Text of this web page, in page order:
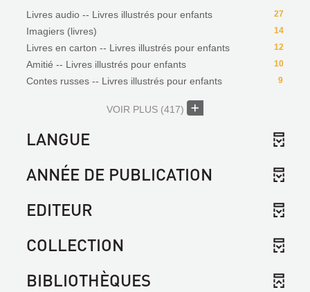
27
Livres audio -- Livres illustrés pour enfants
14
Imagiers (livres)
12
Livres en carton -- Livres illustrés pour enfants
10
Amitié -- Livres illustrés pour enfants
9
Contes russes -- Livres illustrés pour enfants
VOIR PLUS (417)
LANGUE
ANNÉE DE PUBLICATION
EDITEUR
COLLECTION
BIBLIOTHÈQUES